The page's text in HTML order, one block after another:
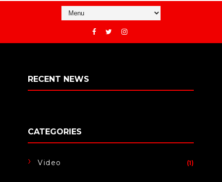
RECENT NEWS
CATEGORIES
Video (1)